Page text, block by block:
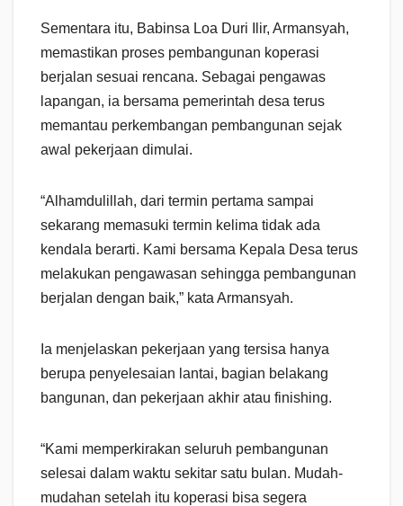
Sementara itu, Babinsa Loa Duri Ilir, Armansyah,
memastikan proses pembangunan koperasi
berjalan sesuai rencana. Sebagai pengawas
lapangan, ia bersama pemerintah desa terus
memantau perkembangan pembangunan sejak
awal pekerjaan dimulai.
“Alhamdulillah, dari termin pertama sampai
sekarang memasuki termin kelima tidak ada
kendala berarti. Kami bersama Kepala Desa terus
melakukan pengawasan sehingga pembangunan
berjalan dengan baik,” kata Armansyah.
Ia menjelaskan pekerjaan yang tersisa hanya
berupa penyelesaian lantai, bagian belakang
bangunan, dan pekerjaan akhir atau finishing.
“Kami memperkirakan seluruh pembangunan
selesai dalam waktu sekitar satu bulan. Mudah-
mudahan setelah itu koperasi bisa segera